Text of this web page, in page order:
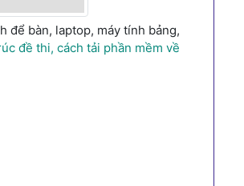
để bàn, laptop, máy tính bảng,
đề thi, cách tải phần mềm về